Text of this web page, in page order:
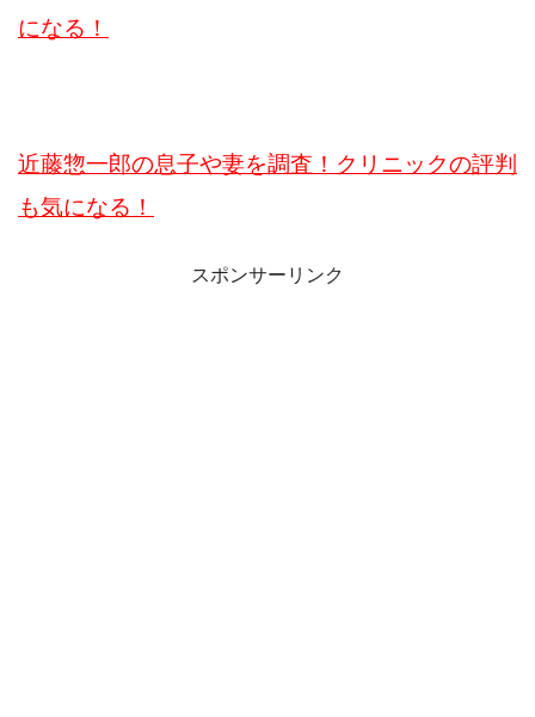
になる！
近藤惣一郎の息子や妻を調査！クリニックの評判
も気になる！
スポンサーリンク